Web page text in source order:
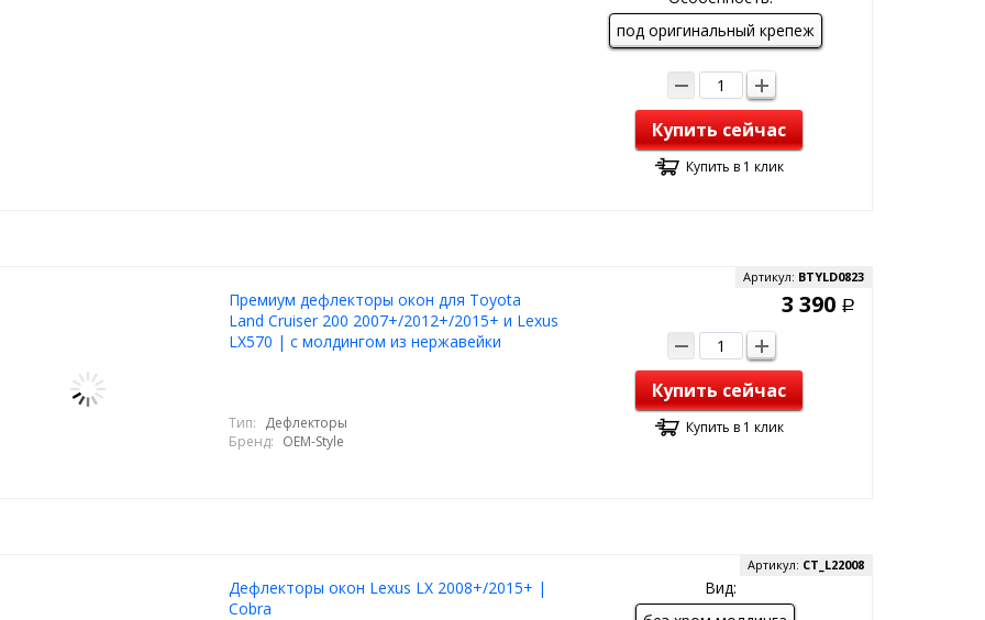
под оригинальный крепеж
Купить сейчас
Купить в 1 клик
Премиум дефлекторы окон для Toyota
Land Cruiser 200 2007+/2012+/2015+ и Lexus
LX570 | с молдингом из нержавейки
Артикул: BTYLD0823
Тип: Дефлекторы
Бренд: OEM-Style
3 390 Р
Купить сейчас
Купить в 1 клик
Дефлекторы окон Lexus LX 2008+/2015+ |
Cobra
Артикул: CT_L22008
Вид: